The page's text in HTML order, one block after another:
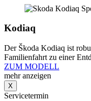
Kodiaq
Der Škoda Kodiaq ist
Familienfahrt zu einer
ZUM MODELL
mehr anzeigen
X
Servicetermin